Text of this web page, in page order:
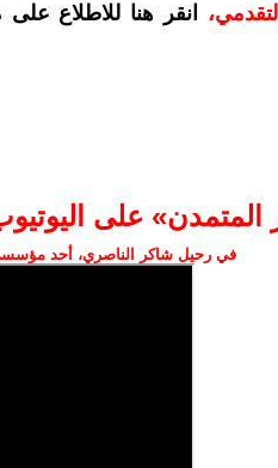
،
انقر هنا للاطلاع
المتمدن» على
في رحيل شاكر الناصري، أحد